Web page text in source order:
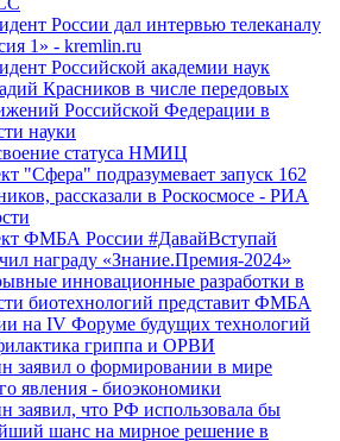
России дал интервью телеканалу
1» - kremlin.ru
Российской академии наук
Красников в числе передовых
Российской Федерации в
науки
статуса НМИЦ
"Сфера" подразумевает запуск 162
рассказали в Роскосмосе - РИА
ФМБА России #ДавайВступай
награду «Знание.Премия-2024»
инновационные разработки в
биотехнологий представит ФМБА
на IV Форуме будущих технологий
гриппа и ОРВИ
заявил о формировании в мире
явления - биоэкономики
заявил, что РФ использовала бы
шанс на мирное решение в